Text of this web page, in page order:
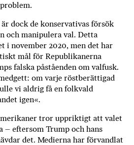
dock de konservativas försök
och manipulera val. Detta
i november 2020, men det har
mål för Republikanerna
falska påståenden om valfusk.
om varje röstberättigad
vi aldrig få en folkvald
igen«.
tror uppriktigt att valet
– eftersom Trump och hans
det. Medierna har förvandlat